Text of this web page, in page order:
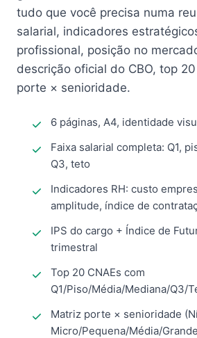
tudo que você precisa numa
salarial, indicadores
profissional, posição no
descrição oficial do CBO, top
porte × senioridade.
6 páginas, A4, identidade
Faixa salarial completa: Q1,
Q3, teto
Indicadores RH: custo
amplitude, índice de
IPS do cargo + Índice de
trimestral
Top 20 CNAEs com
Q1/Piso/Média/Mediana/Q3/
Matriz porte × senioridade
Micro/Pequena/Média/